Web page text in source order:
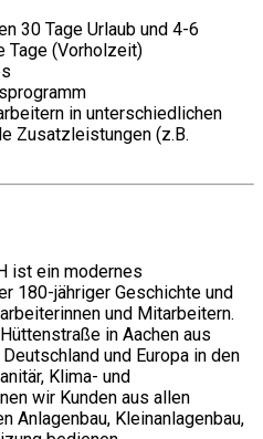
30 Tage Urlaub und 4-6
Tage (Vorholzeit)
in unterschiedlichen
Zusatzleistungen (z.B.
ist ein modernes
180-jähriger Geschichte und
und Mitarbeitern.
in Aachen aus
und Europa in den
Klima- und
wir Kunden aus allen
Anlagenbau, Kleinanlagenbau,